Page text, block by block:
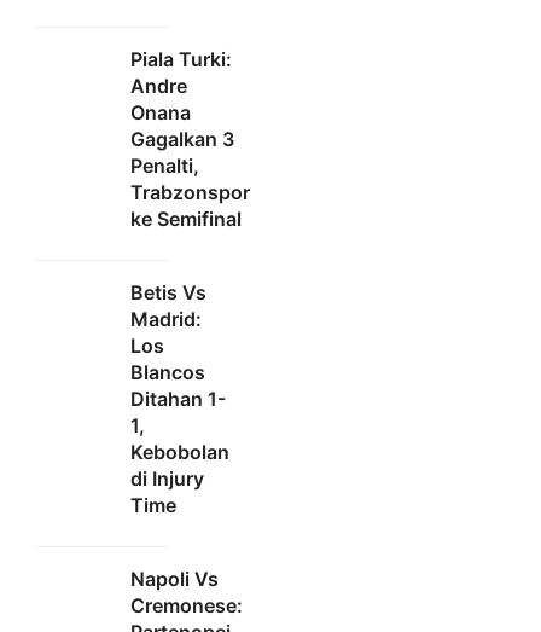
Piala Turki:
Andre
Onana
Gagalkan 3
Penalti,
Trabzonspor
ke Semifinal
Betis Vs
Madrid:
Los
Blancos
Ditahan 1-
1,
Kebobolan
di Injury
Time
Napoli Vs
Cremonese: